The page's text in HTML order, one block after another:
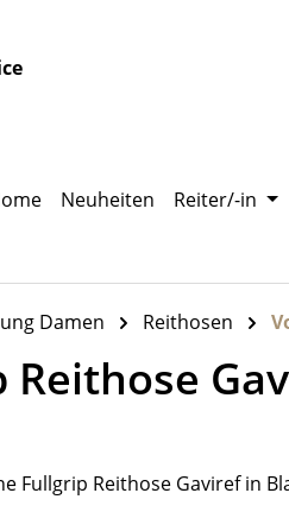
Neuheiten Reiter/-in
Damen Reithosen
Reithose